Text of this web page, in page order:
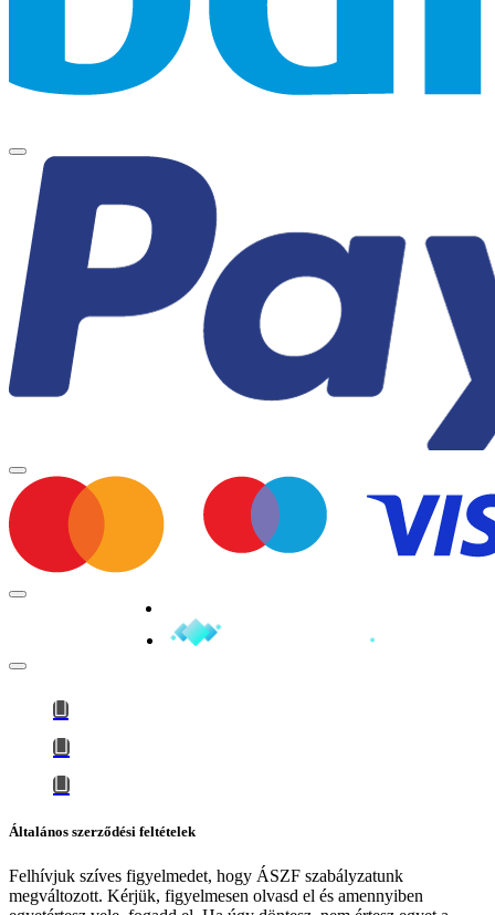
Általános szerződési feltételek
Felhívjuk szíves figyelmedet, hogy ÁSZF szabályzatunk
megváltozott. Kérjük, figyelmesen olvasd el és amennyiben